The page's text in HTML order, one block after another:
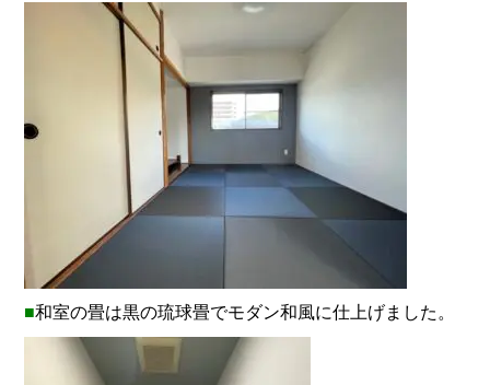
■和室の畳は黒の琉球畳でモダン和風に仕上げました。